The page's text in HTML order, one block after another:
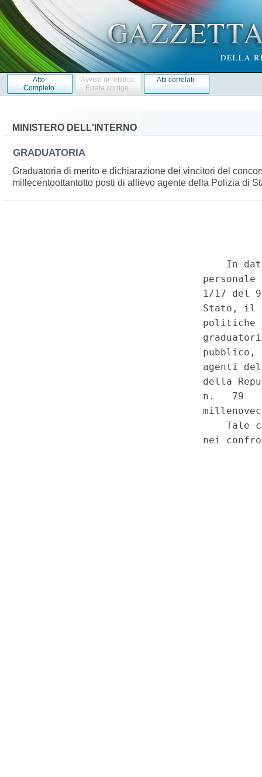
Atto
Completo
Avviso di rettifica
Errata corrige
Atti correlati
MINISTERO DELL'INTERNO
GRADUATORIA
Graduatoria di merito e dichiarazione dei vincitori del
millecentoottantotto posti di allievo agente della Polizia di